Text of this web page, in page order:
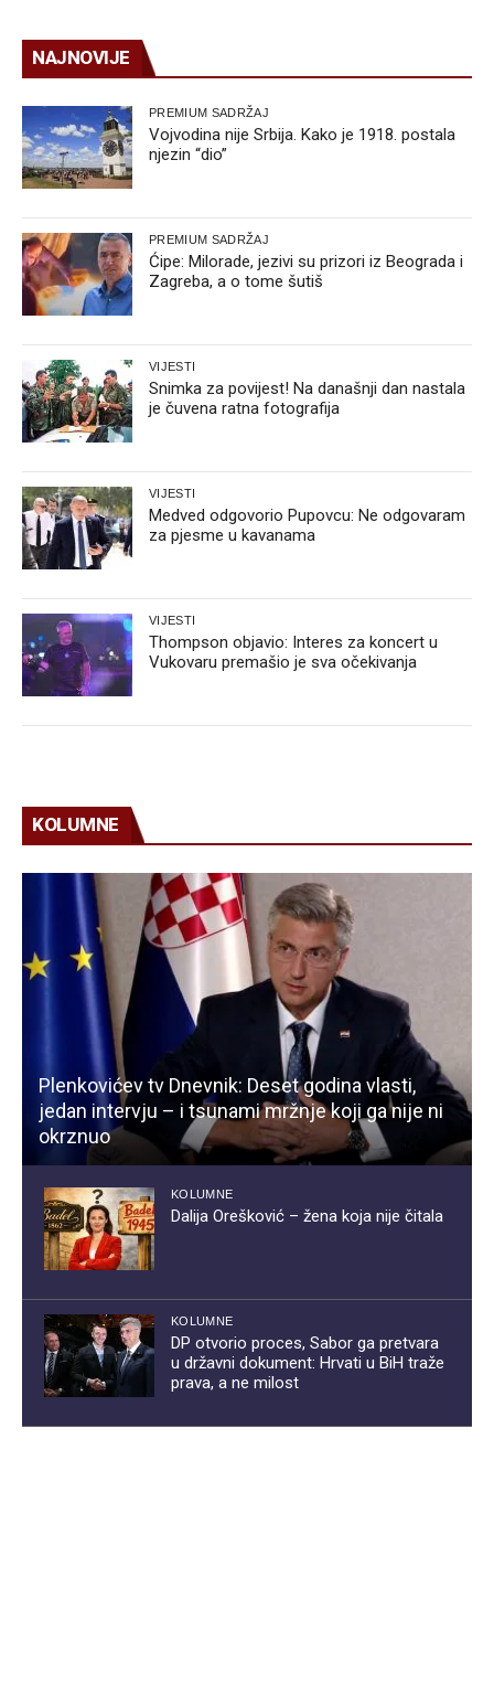
NAJNOVIJE
PREMIUM SADRŽAJ
Vojvodina nije Srbija. Kako je 1918. postala
njezin “dio”
PREMIUM SADRŽAJ
Ćipe: Milorade, jezivi su prizori iz Beograda i
Zagreba, a o tome šutiš
VIJESTI
Snimka za povijest! Na današnji dan nastala
je čuvena ratna fotografija
VIJESTI
Medved odgovorio Pupovcu: Ne odgovaram
za pjesme u kavanama
VIJESTI
Thompson objavio: Interes za koncert u
Vukovaru premašio je sva očekivanja
KOLUMNE
Plenkovićev tv Dnevnik: Deset godina vlasti,
jedan intervju – i tsunami mržnje koji ga nije ni
okrznuo
KOLUMNE
Dalija Orešković – žena koja nije čitala
KOLUMNE
DP otvorio proces, Sabor ga pretvara
u državni dokument: Hrvati u BiH traže
prava, a ne milost